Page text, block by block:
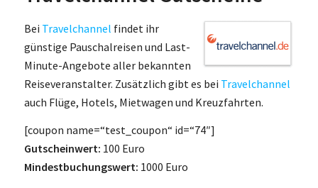
Bei Travelchannel findet ihr
günstige Pauschalreisen und Last-
Minute-Angebote aller bekannten
Reiseveranstalter. Zusätzlich gibt es bei Travelchannel
auch Flüge, Hotels, Mietwagen und Kreuzfahrten.
[coupon name=“test_coupon“ id=“74″]
Gutscheinwert: 100 Euro
Mindestbuchungswert: 1000 Euro